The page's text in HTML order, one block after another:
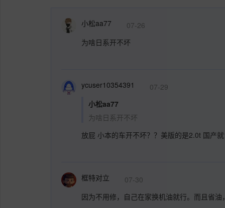
小松aa77
07-26
为啥日系开不坏
ycuser10354391
07-29
小松aa77
为啥日系开不坏
放屁 小本的车开不坏？？美版的是2.0t 国产
框特对立
07-30
因为不用修，自己在家换机油就行。而且省油